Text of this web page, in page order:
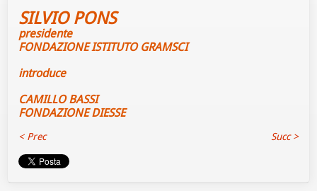
SILVIO PONS
presidente
FONDAZIONE ISTITUTO GRAMSCI
introduce
CAMILLO BASSI
FONDAZIONE DIESSE
< Prec Succ >